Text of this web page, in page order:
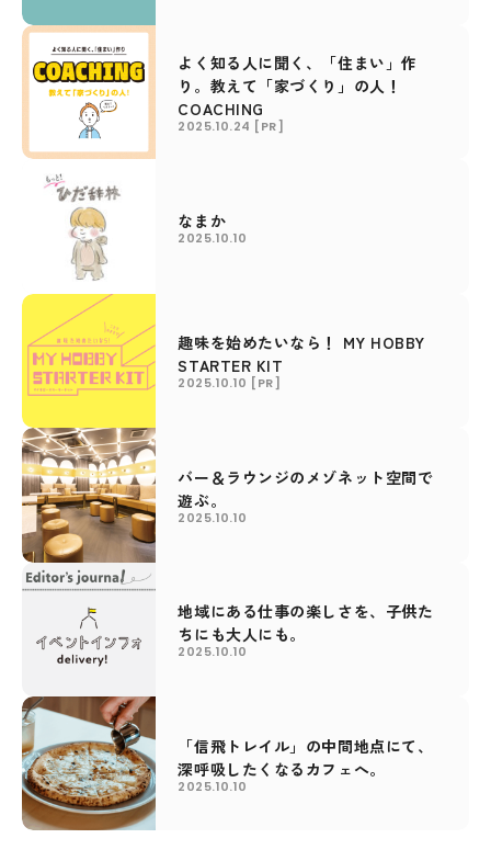
よく知る人に聞く、「住まい」作
り。教えて「家づくり」の人！
COACHING
2025.10.24 [PR]
なまか
2025.10.10
趣味を始めたいなら！ MY HOBBY
STARTER KIT
2025.10.10 [PR]
バー＆ラウンジのメゾネット空間で
遊ぶ。
2025.10.10
地域にある仕事の楽しさを、子供た
ちにも大人にも。
2025.10.10
「信飛トレイル」の中間地点にて、
深呼吸したくなるカフェへ。
2025.10.10